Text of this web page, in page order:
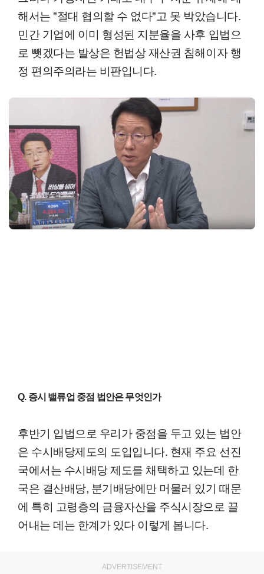
해서는 "절대 협의할 수 없다"고 못 박았습니다.
민간 기업에 이미 형성된 지분율을 사후 입법으
로 뺏겠다는 발상은 헌법상 재산권 침해이자 행
정 편의주의라는 비판입니다.
Q. 증시 밸류업 중점 법안은 무엇인가
후반기 입법으로 우리가 중점을 두고 있는 법안
은 수시배당제도의 도입입니다. 현재 주요 선진
국에서는 수시배당 제도를 채택하고 있는데 한
국은 결산배당, 분기배당에만 머물러 있기 때문
에 특히 고령층의 금융자산을 주식시장으로 끌
어내는 데는 한계가 있다 이렇게 봅니다.
ADVERTISEMENT